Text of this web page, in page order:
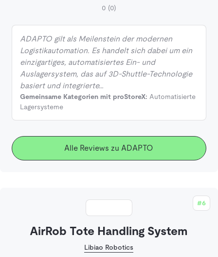
0 (0)
ADAPTO gilt als Meilenstein der modernen
Logistikautomation. Es handelt sich dabei um ein
einzigartiges, automatisiertes Ein- und
Auslagersystem, das auf 3D-Shuttle-Technologie
basiert und integrierte…
Gemeinsame Kategorien mit proStoreX: Automatisierte
Lagersysteme
Alle Reviews zu ADAPTO
#6
AirRob Tote Handling System
Libiao Robotics